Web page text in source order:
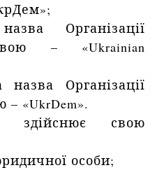
Організації
– «Ukrainian
Організації
«UkrDem».
здійснює свою
особи;